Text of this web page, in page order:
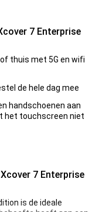
7 Enterprise
thuis met 5G en wifi
de hele dag mee
handschoenen aan
het touchscreen niet
7 Enterprise
is de ideale